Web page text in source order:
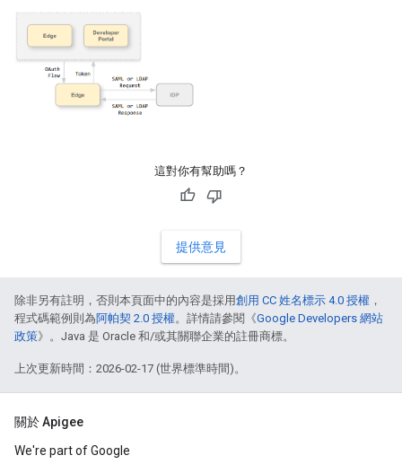
這對你有幫助嗎？
提供意見
除非另有註明，否則本頁面中的內容是採用創用 CC 姓名標示 4.0 授權 ，
程式碼範例則為阿帕契 2.0 授權。詳情請參閱《Google Developers 網站
政策》。Java 是 Oracle 和/或其關聯企業的註冊商標。
上次更新時間：2026-02-17 (世界標準時間)。
關於 Apigee
We're part of Google